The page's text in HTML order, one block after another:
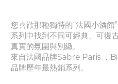
您喜歡那種獨特的“法國小酒
系列中找到不同可經典、 可復
真實的氛圍與別緻。
來自法國品牌Sabre Paris ，
品牌歷年最熱銷系列。